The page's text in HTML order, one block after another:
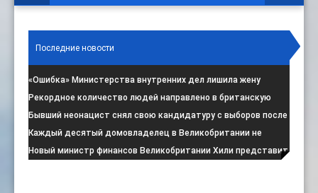
Последние новости
«Ошибка» Министерства внутренних дел лишила жену
итальянца права на пребывание в:
Рекордное количество людей направлено в британскую
программу по борьбе с радикал:
Бывший неонацист снял свою кандидатуру с выборов после
негативной реакции общест:
Каждый десятый домовладелец в Великобритании не
намерен соблюдать запрет на испо:
Новый министр финансов Великобритании Хили представит